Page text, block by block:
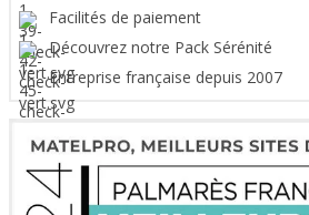
Facilités de paiement
Découvrez notre Pack Sérénité
Entreprise française depuis 2007